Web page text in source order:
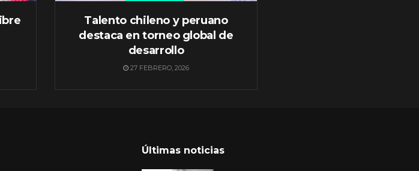
Talento chileno y peruano
destaca en torneo global de
desarrollo
27 FEBRERO, 2026
Últimas noticias